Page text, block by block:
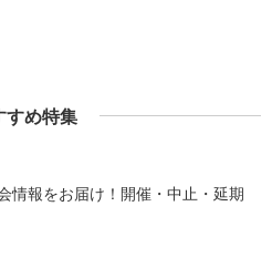
すめ特集
情報をお届け！開催・中止・延期